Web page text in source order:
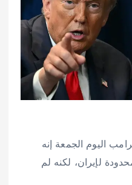
⁠اليوم الجمعة إنه
‌لإيران، لكنه لم